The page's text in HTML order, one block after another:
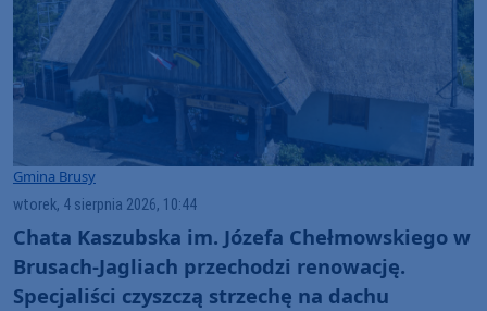
Gmina Brusy
wtorek, 4 sierpnia 2026, 10:44
Chata Kaszubska im. Józefa Chełmowskiego w
Brusach-Jagliach przechodzi renowację.
Specjaliści czyszczą strzechę na dachu